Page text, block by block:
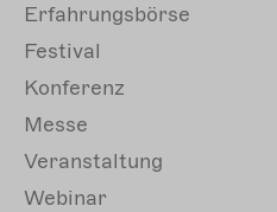
Erfahrungsbörse
Festival
Konferenz
Messe
Veranstaltung
Webinar